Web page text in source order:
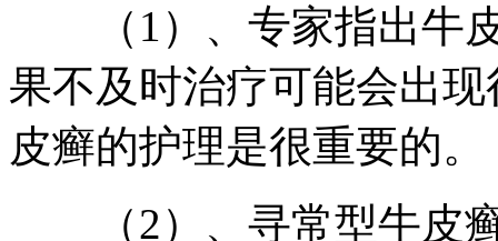
（1）、专家指出牛皮
果不及时治疗可能会出
皮癣的护理是很重要的。
（2）、寻常型牛皮癣